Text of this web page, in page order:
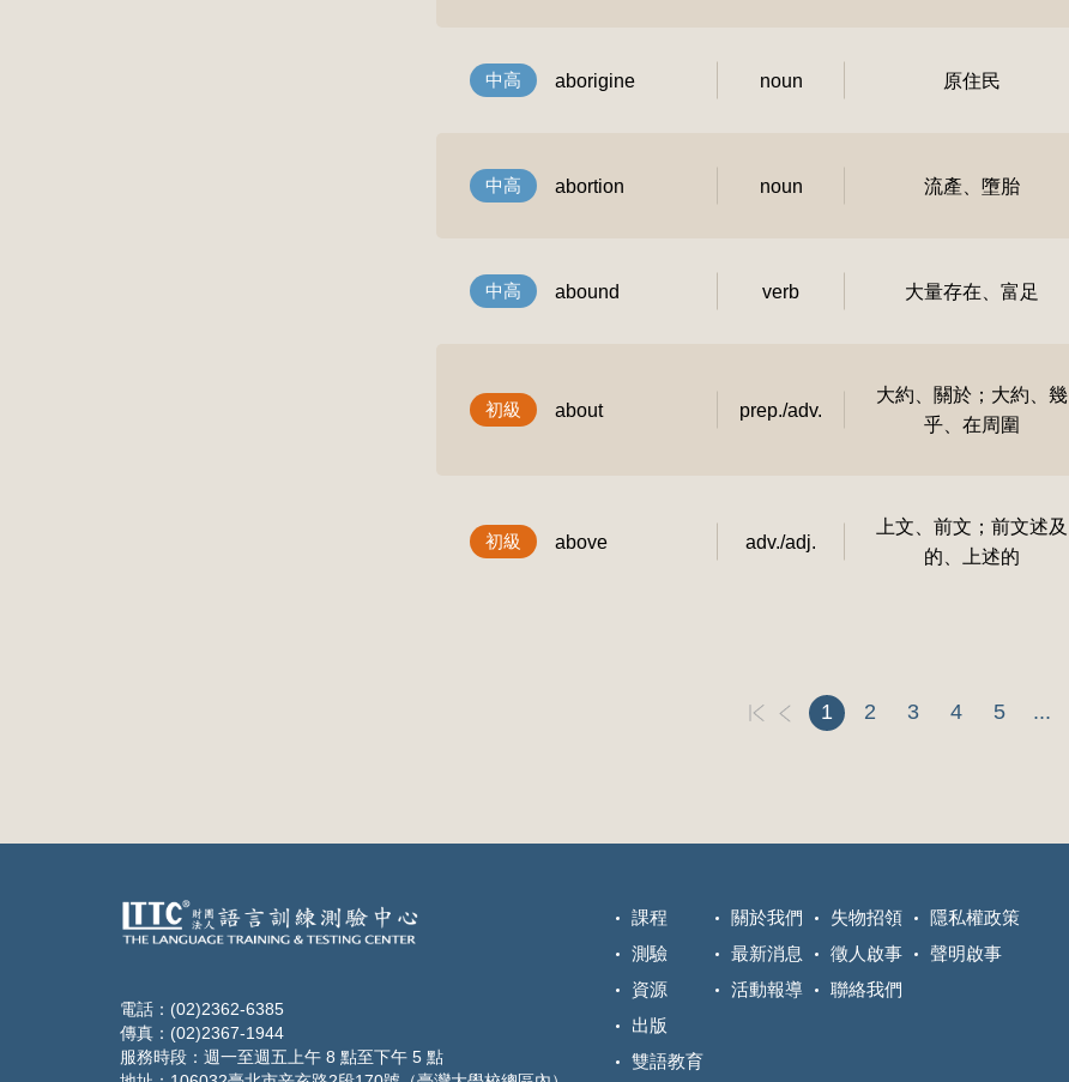
中高 aborigine noun 原住民
中高 abortion noun 流產、墮胎
中高 abound verb 大量存在、富足
初級 about prep./adv.
大約、關於；大約、幾
乎、在周圍
初級 above adv./adj.
上文、前文；前文述及
的、上述的
1 2 3 4 5 ...
電話：(02)2362-6385
傳真：(02)2367-1944
服務時段：週一至週五上午 8 點至下午 5 點
課程
測驗
資源
出版
雙語教育
關於我們
最新消息
活動報導
失物招領
徵人啟事
聯絡我們
隱私權政策
聲明啟事